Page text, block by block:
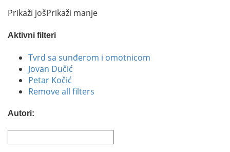
Prikaži jošPrikaži manje
Aktivni filteri
Tvrd sa sunđerom i omotnicom
Jovan Dučić
Petar Kočić
Remove all filters
Autori: